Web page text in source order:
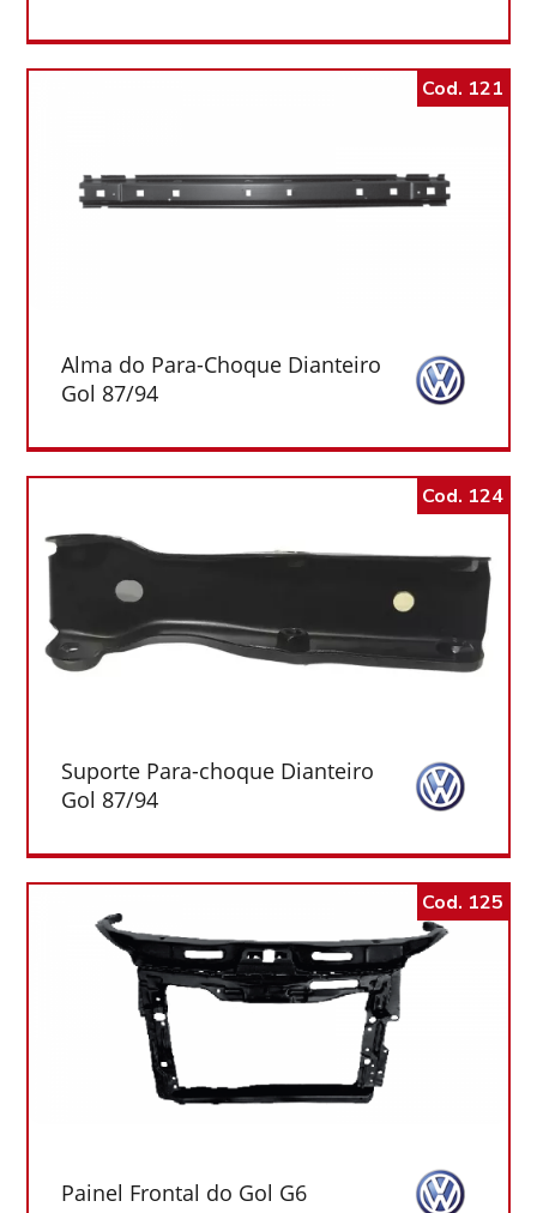
Cod. 121
Alma do Para-Choque Dianteiro
Gol 87/94
Cod. 124
Suporte Para-choque Dianteiro
Gol 87/94
Cod. 125
Painel Frontal do Gol G6